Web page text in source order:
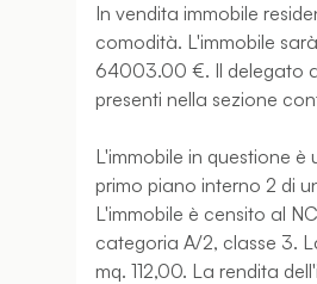
In vendita immobile
comodità. L'immobile
64003.00 €. Il delegato
presenti nella sezione
L'immobile in questione
primo piano interno 2 di
L'immobile è censito al
categoria A/2, classe 3.
mq. 112,00. La rendita